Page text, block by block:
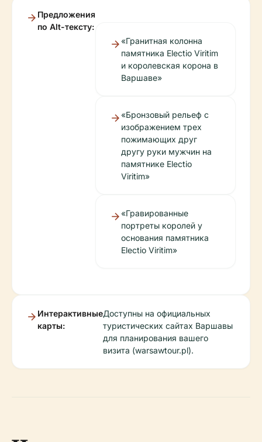
Предложения
по Alt-тексту:
«Гранитная колонна
памятника Electio Viritim
и королевская корона в
Варшаве»
«Бронзовый рельеф с
изображением трех
пожимающих друг
другу руки мужчин на
памятнике Electio
Viritim»
«Гравированные
портреты королей у
основания памятника
Electio Viritim»
Интерактивные
карты:
Доступны на официальных
туристических сайтах Варшавы
для планирования вашего
визита (warsawtour.pl).